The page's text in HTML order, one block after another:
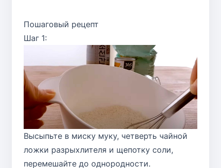
Пошаговый рецепт
Шаг 1:
Высыпьте в миску муку, четверть чайной
ложки разрыхлителя и щепотку соли,
перемешайте до однородности.